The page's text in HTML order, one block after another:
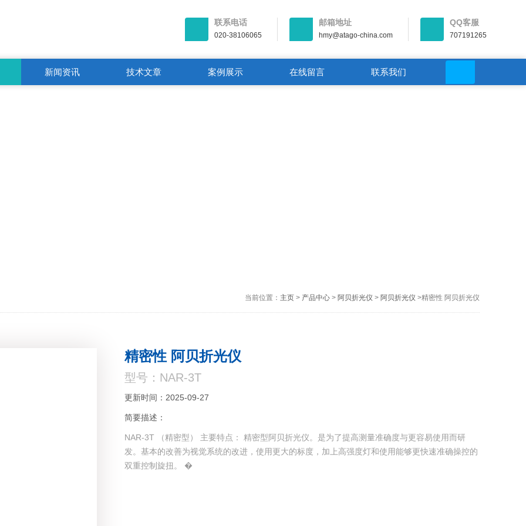
联系电话
020-38106065
邮箱地址
hmy@atago-china.com
QQ客服
707191265
新闻资讯 技术文章 案例展示 在线留言 联系我们
当前位置： 主页> 产品中心> 阿贝折光仪 > 阿贝折光仪 >精密性 阿贝折光仪
精密性 阿贝折光仪
型号：NAR-3T
更新时间：2025-09-27
简要描述：
NAR-3T （精密型） 主要特点： 精密型阿贝折光仪。是为了提高测量准确度与更容易使用而研
发。基本的改善为视觉系统的改进，使用更大的标度，加上高强度灯和使用能够更快速准确操控的
双重控制旋扭。 �